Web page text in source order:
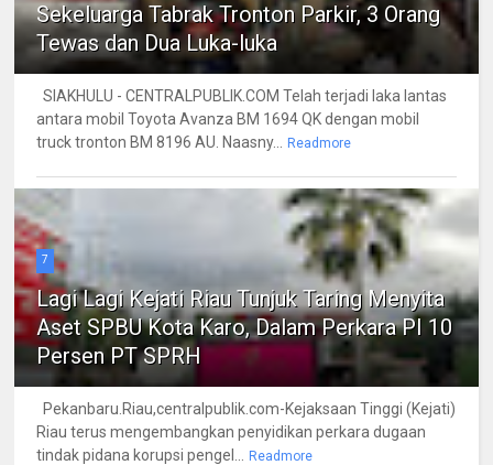
Sekeluarga Tabrak Tronton Parkir, 3 Orang
Tewas dan Dua Luka-luka
SIAKHULU - CENTRALPUBLIK.COM Telah terjadi laka lantas
antara mobil Toyota Avanza BM 1694 QK dengan mobil
truck tronton BM 8196 AU. Naasny...
Readmore
7
Lagi Lagi Kejati Riau Tunjuk Taring Menyita
Aset SPBU Kota Karo, Dalam Perkara PI 10
Persen PT SPRH
Pekanbaru.Riau,centralpublik.com-Kejaksaan Tinggi (Kejati)
Riau terus mengembangkan penyidikan perkara dugaan
tindak pidana korupsi pengel...
Readmore